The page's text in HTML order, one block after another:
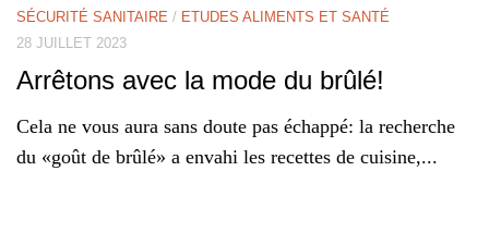
SÉCURITÉ SANITAIRE / ETUDES ALIMENTS ET SANTÉ
28 JUILLET 2023
Arrêtons avec la mode du brûlé!
Cela ne vous aura sans doute pas échappé: la recherche
du «goût de brûlé» a envahi les recettes de cuisine,...